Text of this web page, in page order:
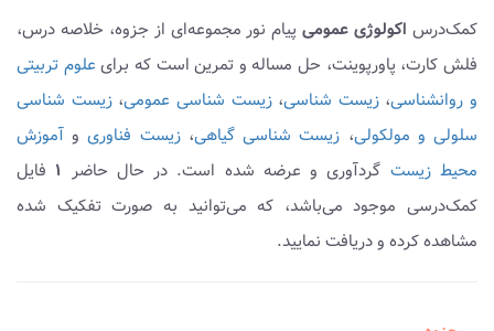
کمک‌درس اکولوژی عمومی پیام نور مجموعه‌ای از جزوه، خلاصه درس،
فلش کارت، پاورپوینت، حل مساله و تمرین است که برای علوم تربیتی
و روانشناسی،زیست شناسی،زیست شناسی عمومی،زیست شناسی
سلولی و مولکولی، زیست شناسی گیاهی،زیست فناوریو آموزش
محیط زیست گردآوری و عرضه شده است. در حال حاضر ۱فایل
کمک‌درسی موجود می‌باشد، که می‌توانید به صورت تفکیک شده
مشاهده کرده و دریافت نمایید.